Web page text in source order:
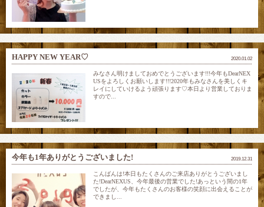
2020.01.02
HAPPY NEW YEAR♡
みなさん明けましておめでとうございます!!!今年もDearNEX
USをよろしくお願いします!!!2020年もみなさんを美しくキ
レイにしていけるよう頑張ります♡本日より営業しておりま
すので...
2019.12.31
今年も1年ありがとうございました!
こんばんは!本日もたくさんのご来店ありがとうございまし
た!DearNEXUS、今年最後の営業でした!あっという間の1年
でしたが、今年もたくさんのお客様の笑顔に出会えることが
できまし...